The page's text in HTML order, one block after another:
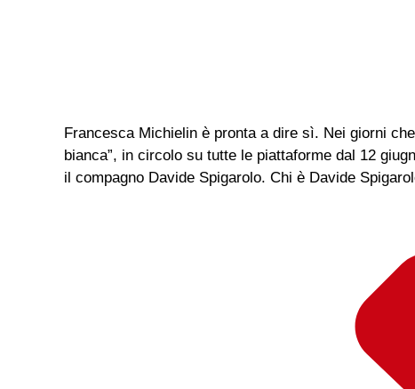
Francesca Michielin è pronta a dire sì. Nei giorni
bianca”, in circolo su tutte le piattaforme dal 12
il compagno Davide Spigarolo. Chi è Davide